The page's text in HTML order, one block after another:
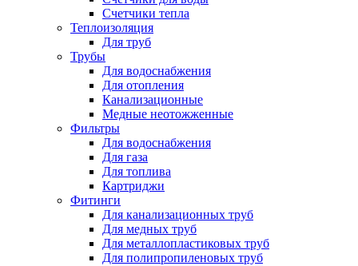
Счетчики тепла
Теплоизоляция
Для труб
Трубы
Для водоснабжения
Для отопления
Канализационные
Медные неотожженные
Фильтры
Для водоснабжения
Для газа
Для топлива
Картриджи
Фитинги
Для канализационных труб
Для медных труб
Для металлопластиковых труб
Для полипропиленовых труб